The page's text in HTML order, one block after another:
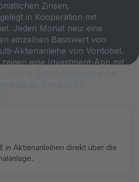
Zinsen.
in Kooperation mit
Jeden Monat neu: eine
einzelnen Basiswert von
Aktienanleihe von Vontobel.
in Aktienanleihen direkt über die